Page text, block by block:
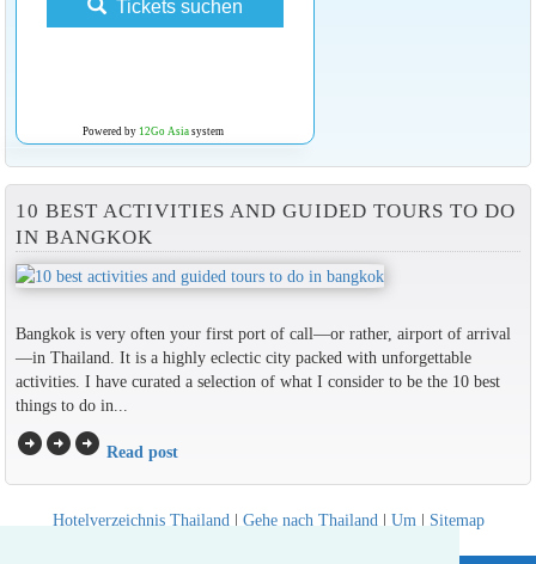
Tickets suchen
Powered by 12Go Asiasystem
10 BEST ACTIVITIES AND GUIDED TOURS TO DO
IN BANGKOK
Bangkok is very often your first port of call—or rather, airport of arrival
—in Thailand. It is a highly eclectic city packed with unforgettable
activities. I have curated a selection of what I consider to be the 10 best
things to do in...
arrow_circle_rightarrow_circle_rightarrow_circle_right Read post
Hotelverzeichnis Thailand | Gehe nach Thailand | Um | Sitemap